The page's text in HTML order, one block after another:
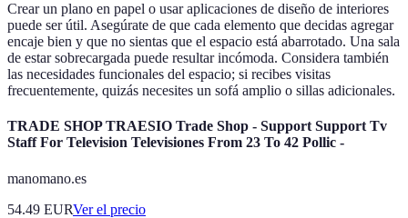
Crear un plano en papel o usar aplicaciones de diseño de interiores
puede ser útil. Asegúrate de que cada elemento que decidas agregar
encaje bien y que no sientas que el espacio está abarrotado. Una sala
de estar sobrecargada puede resultar incómoda. Considera también
las necesidades funcionales del espacio; si recibes visitas
frecuentemente, quizás necesites un sofá amplio o sillas adicionales.
TRADE SHOP TRAESIO Trade Shop - Support Support Tv
Staff For Television Televisiones From 23 To 42 Pollic -
manomano.es
54.49 EURVer el precio